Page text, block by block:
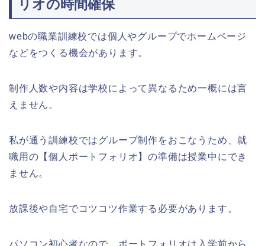
リオの時間確保
webの職業訓練校では個人やグループでホームページ
などをつくる機会があります。
制作人数や内容は学校によって異なるため一概には言
えません。
私が通う訓練校ではグループ制作をおこなうため、就
職用の【個人ポートフォリオ】の準備は授業中にでき
ません。
放課後や自宅でコツコツ作業する必要があります。
パソコン初心者なので、ポートフォリオは入学前から